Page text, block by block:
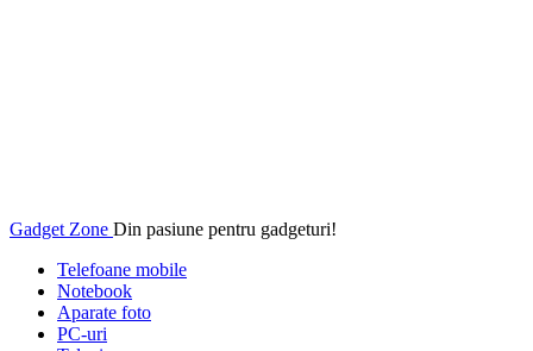
Gadget Zone Din pasiune pentru gadgeturi!
Telefoane mobile
Notebook
Aparate foto
PC-uri